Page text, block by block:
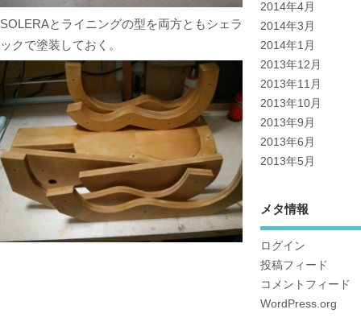
SOLERAとライニングの型を両方ともシェラ
ックで塗装しておく。
2014年4月
2014年3月
2014年1月
2013年12月
2013年11月
2013年10月
2013年9月
2013年6月
2013年5月
メタ情報
ログイン
投稿フィード
コメントフィード
WordPress.org